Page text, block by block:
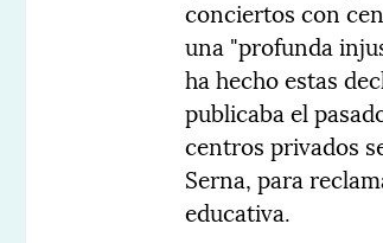
conciertos con
una "profunda
ha hecho estas
publicaba el
centros privados
Serna, para
educativa.